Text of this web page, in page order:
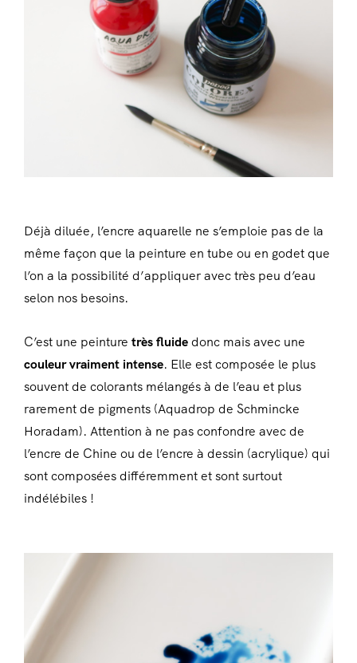
Déjà diluée, l’encre aquarelle ne s’emploie pas de la
même façon que la peinture en tube ou en godet que
l’on a la possibilité d’appliquer avec très peu d’eau
selon nos besoins.
C’est une peinture très fluidedonc mais avec une
couleur vraiment intense. Elle est composée le plus
souvent de colorants mélangés à de l’eau et plus
rarement de pigments (Aquadrop de Schmincke
Horadam). Attention à ne pas confondre avec de
l’encre de Chine ou de l’encre à dessin (acrylique) qui
sont composées différemment et sont surtout
indélébiles !